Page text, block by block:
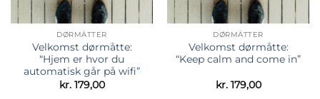
DØRMÅTTER
Velkomst dørmåtte:
“Hjem er hvor du
automatisk går på wifi”
kr.179,00
DØRMÅTTER
Velkomst dørmåtte:
“Keep calm and come in”
kr.179,00